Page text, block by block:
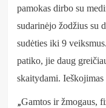
pamokas dirbo su
sudarinėjo žodžius su
sudėties iki 9
patiko, jie daug
skaitydami.
„Gamtos ir žmogaus,